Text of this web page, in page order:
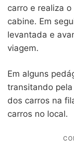
carro e realiza
cabine. Em
levantada e
viagem.
Em alguns
transitando
dos carros na
carros no local.